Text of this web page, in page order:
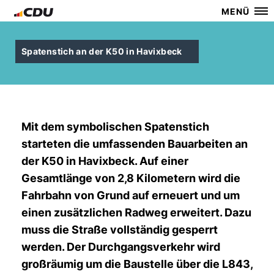
MENÜ
Spatenstich an der K50 in Havixbeck
Mit dem symbolischen Spatenstich
starteten die umfassenden Bauarbeiten an
der K50 in Havixbeck. Auf einer
Gesamtlänge von 2,8 Kilometern wird die
Fahrbahn von Grund auf erneuert und um
einen zusätzlichen Radweg erweitert. Dazu
muss die Straße vollständig gesperrt
werden. Der Durchgangsverkehr wird
großräumig um die Baustelle über die L843,